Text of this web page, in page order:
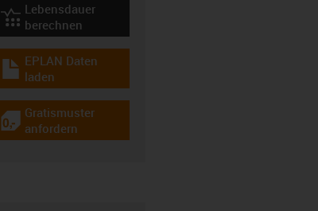
igus-icon-lebensdauerrechner
Lebensdauer
berechnen
igus-icon-download-plan
EPLAN Daten
laden
igus-icon-gratismuster
Gratismuster
anfordern